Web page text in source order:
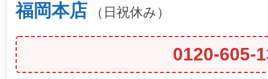
福岡本店 （日祝休み）
0120-605-